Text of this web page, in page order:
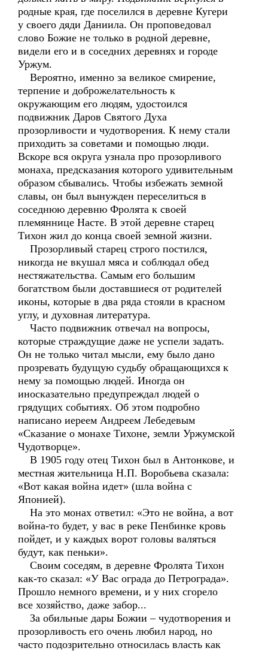
родные края, где поселился в деревне Кугери
у своего дяди Даниила. Он проповедовал
слово Божие не только в родной деревне,
видели его и в соседних деревнях и городе
Уржум.
Вероятно, именно за великое смирение,
терпение и доброжелательность к
окружающим его людям, удостоился
подвижник Даров Святого Духа
прозорливости и чудотворения. К нему стали
приходить за советами и помощью люди.
Вскоре вся округа узнала про прозорливого
монаха, предсказания которого удивительным
образом сбывались. Чтобы избежать земной
славы, он был вынужден переселиться в
соседнюю деревню Фролята к своей
племяннице Насте. В этой деревне старец
Тихон жил до конца своей земной жизни.
Прозорливый старец строго постился,
никогда не вкушал мяса и соблюдал обед
нестяжательства. Самым его большим
богатством были доставшиеся от родителей
иконы, которые в два ряда стояли в красном
углу, и духовная литература.
Часто подвижник отвечал на вопросы,
которые страждущие даже не успели задать.
Он не только читал мысли, ему было дано
прозревать будущую судьбу обращающихся к
нему за помощью людей. Иногда он
иносказательно предупреждал людей о
грядущих событиях. Об этом подробно
написано иереем Андреем Лебедевым
«Сказание о монахе Тихоне, земли Уржумской
Чудотворце».
В 1905 году отец Тихон был в Антонкове, и
местная жительница Н.П. Воробьева сказала:
«Вот какая война идет» (шла война с
Японией).
На это монах ответил: «Это не война, а вот
война-то будет, у вас в реке Пенбинке кровь
пойдет, и у каждых ворот головы валяться
будут, как пеньки».
Своим соседям, в деревне Фролята Тихон
как-то сказал: «У Вас ограда до Петрограда».
Прошло немного времени, и у них сгорело
все хозяйство, даже забор...
За обильные дары Божии – чудотворения и
прозорливость его очень любил народ, но
часто подозрительно относилась власть как